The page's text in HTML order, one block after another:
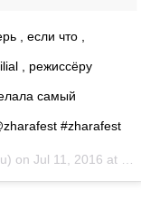
, если что ,
, режиссёру
самый
#zharafest
on Jul 11, 2016 at 9:48am PDT